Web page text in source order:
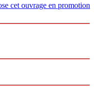
cet ouvrage en promotion